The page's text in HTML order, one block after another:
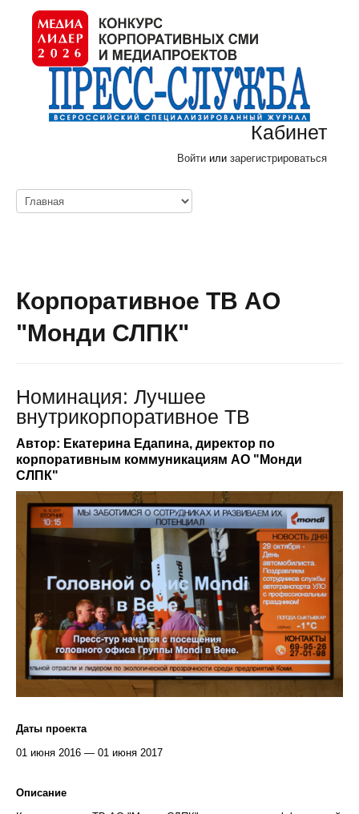
Кабинет
Войти или зарегистрироваться
Корпоративное ТВ АО
"Монди СЛПК"
Номинация: Лучшее
внутрикорпоративное ТВ
Автор: Екатерина Едапина, директор по
корпоративным коммуникациям АО "Монди
СЛПК"
Даты проекта
01 июня 2016 — 01 июня 2017
Описание